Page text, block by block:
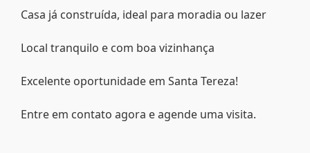
Casa já construída, ideal para moradia ou lazer
Local tranquilo e com boa vizinhança
Excelente oportunidade em Santa Tereza!
Entre em contato agora e agende uma visita.